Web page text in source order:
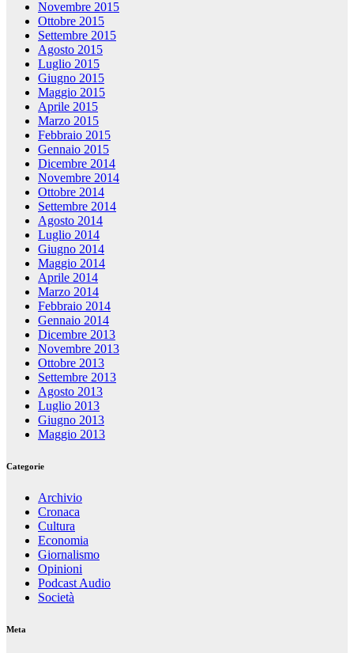
Novembre 2015
Ottobre 2015
Settembre 2015
Agosto 2015
Luglio 2015
Giugno 2015
Maggio 2015
Aprile 2015
Marzo 2015
Febbraio 2015
Gennaio 2015
Dicembre 2014
Novembre 2014
Ottobre 2014
Settembre 2014
Agosto 2014
Luglio 2014
Giugno 2014
Maggio 2014
Aprile 2014
Marzo 2014
Febbraio 2014
Gennaio 2014
Dicembre 2013
Novembre 2013
Ottobre 2013
Settembre 2013
Agosto 2013
Luglio 2013
Giugno 2013
Maggio 2013
Categorie
Archivio
Cronaca
Cultura
Economia
Giornalismo
Opinioni
Podcast Audio
Società
Meta